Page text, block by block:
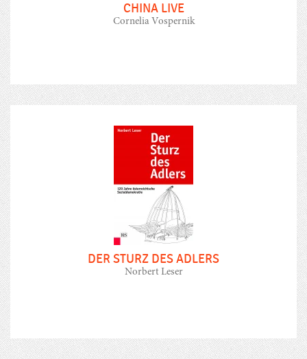
CHINA LIVE
Cornelia Vospernik
DER STURZ DES ADLERS
Norbert Leser